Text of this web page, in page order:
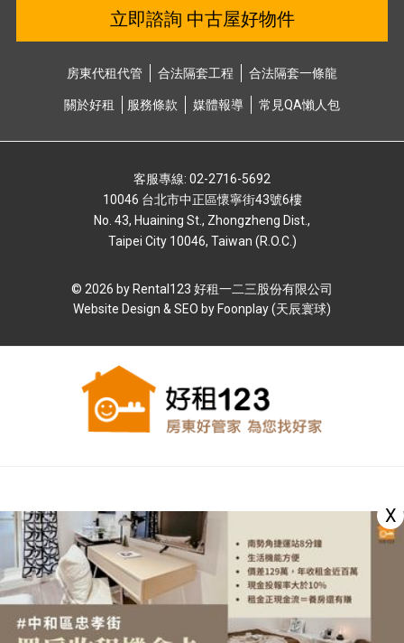
立即諮詢 中古屋好物件
房東代租代管 合法隔套⼯程 合法隔套⼀條龍
關於好租 服務條款 媒體報導 常⾒QA懶⼈包
客服專線: 02-2716-5692
10046 台北市中正區懷寧街43號6樓
No. 43, Huaining St., Zhongzheng Dist.,
Taipei City 10046, Taiwan (R.O.C.)
© 2026 by Rental123 好租⼀⼆三股份有限公司
Website Design & SEO by Foonplay (天辰寰球)
X